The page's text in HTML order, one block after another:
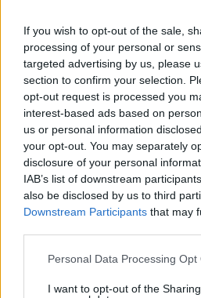
If you wish to opt-out of the sale,
processing of your personal or
targeted advertising by us, please
section to confirm your selection.
opt-out request is processed you
interest-based ads based on
us or personal information
your opt-out. You may separately
disclosure of your personal
IAB’s list of downstream
also be disclosed by us to third
Downstream Participants that may
Please note that this website/app
not limited to your visit or usage
Personal Data Processing Opt
I want to opt-out of the
εξαιτίας ρωσικών πληγμάτων
Συναγερμός στην Έδεσσα για
09.08.2026, 02:46
«Δώρο» 1 δισ. δολαρίων στη
μετά την ορκωμοσία του νέου
09.08.2026, 02:08
Τουλάχιστον 22 νεκροί κατά
λεωφορείων στον Νίγηρα
09.08.2026, 01:31
7 ηπειρώτικες πίτες:
μπατσαριά, και άλλες που
τέσσερις επιβαίνοντες
09.08.2026, 00:59